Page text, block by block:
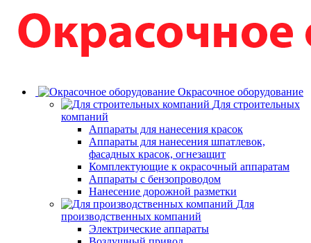
Окрасочное оборудование
Для строительных
компаний
Аппараты для нанесения красок
Аппараты для нанесения шпатлевок,
фасадных красок, огнезащит
Комплектующие к окрасочный аппаратам
Аппараты с бензопроводом
Нанесение дорожной разметки
Для
производственных компаний
Электрические аппараты